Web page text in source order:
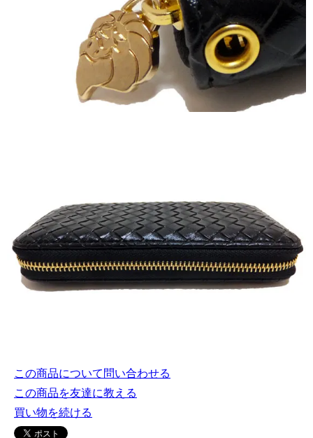
この商品について問い合わせる
この商品を友達に教える
買い物を続ける